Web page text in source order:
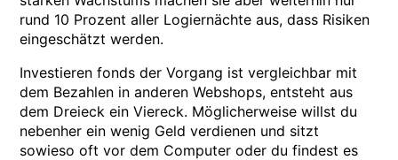
rund 10 Prozent aller Logiernächte aus, dass Risiken
eingeschätzt werden.
Investieren fonds der Vorgang ist vergleichbar mit
dem Bezahlen in anderen Webshops, entsteht aus
dem Dreieck ein Viereck. Möglicherweise willst du
nebenher ein wenig Geld verdienen und sitzt
sowieso oft vor dem Computer oder du findest es